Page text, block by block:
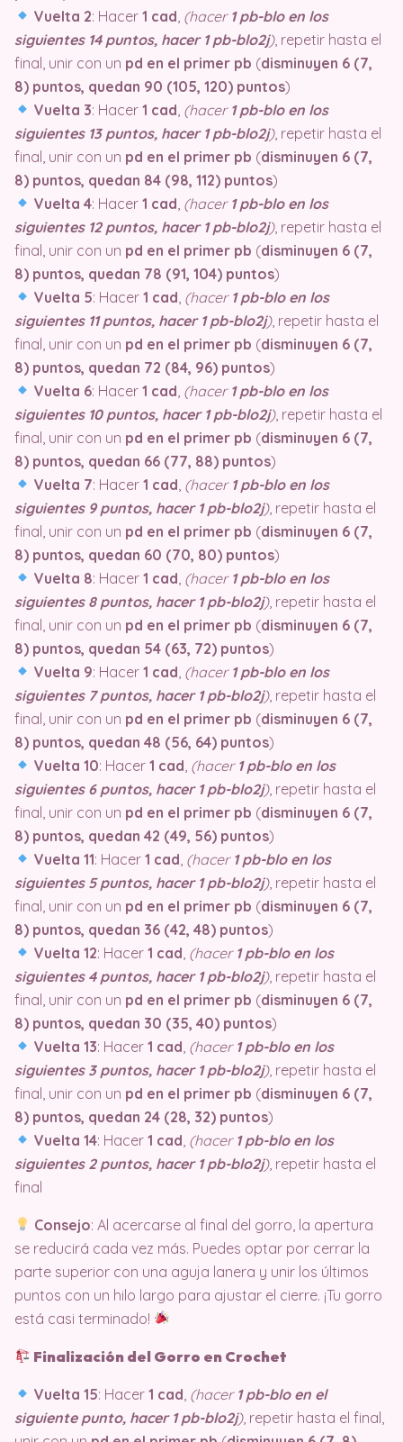
Vuelta 2: Hacer1 cad (hacer 1 pb-blo en los
siguientes 14 puntos, hacer 1 pb-blo2j), repetir hasta el
final, unir con un pd en el primer pb (disminuyen 6 (7,
8) puntos, quedan 90 (105, 120) puntos)
Vuelta 3: Hacer1 cad (hacer 1 pb-blo en los
siguientes 13 puntos, hacer 1 pb-blo2j), repetir hasta el
final, unir con un pd en el primer pb (disminuyen 6 (7,
8) puntos, quedan 84 (98, 112) puntos)
Vuelta 4: Hacer1 cad (hacer 1 pb-blo en los
siguientes 12 puntos, hacer 1 pb-blo2j), repetir hasta el
final, unir con un pd en el primer pb (disminuyen 6 (7,
8) puntos, quedan 78 (91, 104) puntos)
Vuelta 5: Hacer1 cad (hacer 1 pb-blo en los
siguientes 11 puntos, hacer 1 pb-blo2j), repetir hasta el
final, unir con un pd en el primer pb (disminuyen 6 (7,
8) puntos, quedan 72 (84, 96) puntos)
Vuelta 6: Hacer1 cad (hacer 1 pb-blo en los
siguientes 10 puntos, hacer 1 pb-blo2j), repetir hasta el
final, unir con un pd en el primer pb (disminuyen 6 (7,
8) puntos, quedan 66 (77, 88) puntos)
Vuelta 7: Hacer1 cad (hacer 1 pb-blo en los
siguientes 9 puntos, hacer 1 pb-blo2j), repetir hasta el
final, unir con un pd en el primer pb (disminuyen 6 (7,
8) puntos, quedan 60 (70, 80) puntos)
Vuelta 8: Hacer1 cad (hacer 1 pb-blo en los
siguientes 8 puntos, hacer 1 pb-blo2j), repetir hasta el
final, unir con un pd en el primer pb (disminuyen 6 (7,
8) puntos, quedan 54 (63, 72) puntos)
Vuelta 9: Hacer1 cad (hacer 1 pb-blo en los
siguientes 7 puntos, hacer 1 pb-blo2j), repetir hasta el
final, unir con un pd en el primer pb (disminuyen 6 (7,
8) puntos, quedan 48 (56, 64) puntos)
Vuelta 10: Hacer1 cad (hacer 1 pb-blo en los
siguientes 6 puntos, hacer 1 pb-blo2j), repetir hasta el
final, unir con un pd en el primer pb (disminuyen 6 (7,
8) puntos, quedan 42 (49, 56) puntos)
Vuelta 11: Hacer1 cad (hacer 1 pb-blo en los
siguientes 5 puntos, hacer 1 pb-blo2j), repetir hasta el
final, unir con un pd en el primer pb (disminuyen 6 (7,
8) puntos, quedan 36 (42, 48) puntos)
Vuelta 12: Hacer1 cad (hacer 1 pb-blo en los
siguientes 4 puntos, hacer 1 pb-blo2j), repetir hasta el
final, unir con un pd en el primer pb (disminuyen 6 (7,
8) puntos, quedan 30 (35, 40) puntos)
Vuelta 13: Hacer1 cad (hacer 1 pb-blo en los
siguientes 3 puntos, hacer 1 pb-blo2j), repetir hasta el
final, unir con un pd en el primer pb (disminuyen 6 (7,
8) puntos, quedan 24 (28, 32) puntos)
Vuelta 14: Hacer1 cad (hacer 1 pb-blo en los
siguientes 2 puntos, hacer 1 pb-blo2j), repetir hasta el
final
Consejo: Al acercarse al final del gorro, la apertura
se reducirá cada vez más. Puedes optar por cerrar la
parte superior con una aguja lanera y unir los últimos
puntos con un hilo largo para ajustar el cierre. ¡Tu gorro
está casi terminado!
Finalización del Gorro en Crochet
Vuelta 15: Hacer1 cad (hacer 1 pb-blo en el
siguiente punto, hacer 1 pb-blo2j), repetir hasta el final,